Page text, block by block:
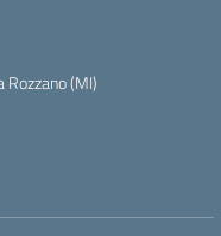
(MI)